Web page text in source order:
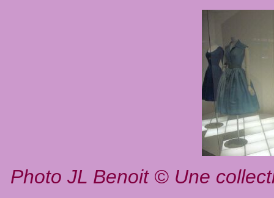
Photo JL Benoit © Une